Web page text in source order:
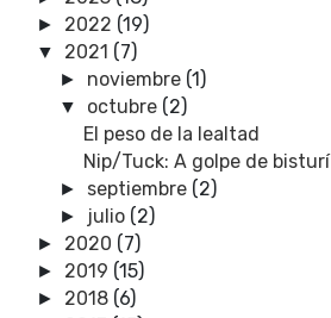
► 2022 (19)
▼ 2021 (7)
► noviembre (1)
▼ octubre (2)
El peso de la lealtad
Nip/Tuck: A golpe de bisturí
► septiembre (2)
► julio (2)
► 2020 (7)
► 2019 (15)
► 2018 (6)